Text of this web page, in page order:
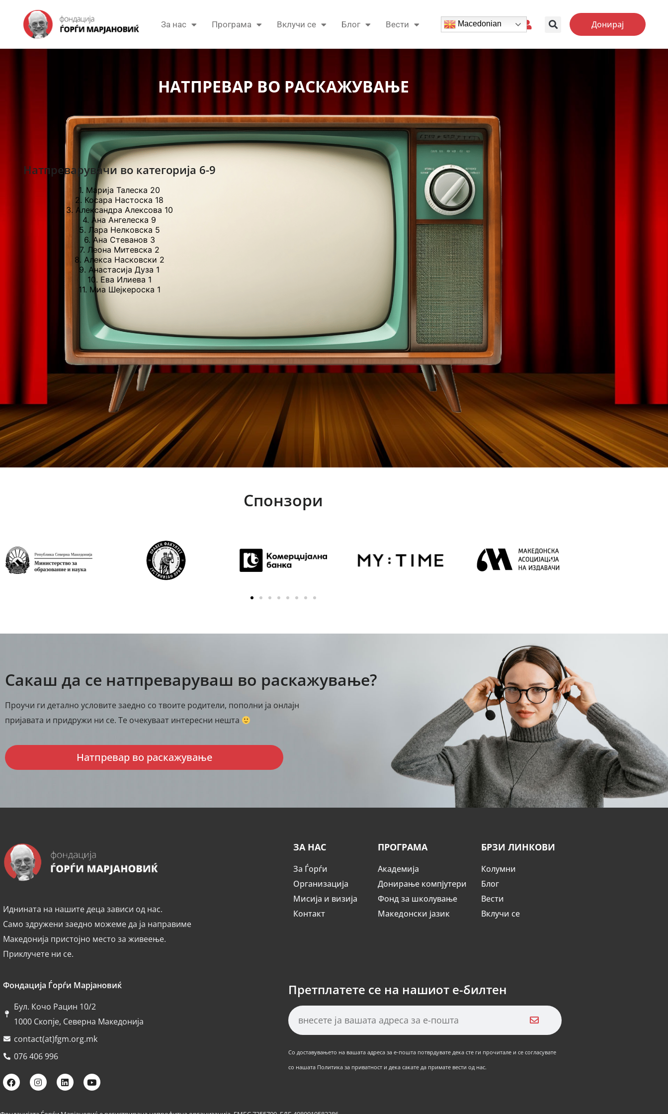
За нас Програма Вклучи се Блог Вести Macedonian Донирај
НАТПРЕВАР ВО РАСКАЖУВАЊЕ
Натпреварувачи во категорија 6-9
1. Марија Талеска 20
2. Косара Настоска 18
3. Александра Алексова 10
4. Ана Ангелеска 9
5. Лара Нелковска 5
6. Ана Стеванов3
7. Леона Митевска 2
8. Алекса Насковски 2
9. Анастасија Дуза 1
10. Ева Илиева 1
11. Миа Шејкероска 1
Спонзори
Сакаш да се натпреваруваш во раскажување?
Проучи ги детално условите заедно со твоите родители, пополни ја онлајн
пријавата и придружи ни се. Те очекуваат интересни нешта
Натпревар во раскажување
Иднината на нашите деца зависи од нас.
Само здружени заедно можеме да ја направиме
Македонија пристојно место за живеење.
Приклучете ни се.
ЗА НАС
За Ѓорѓи
Организација
Мисија и визија
Контакт
ПРОГРАМА
Академија
Донирање компјутери
Фонд за школување
Македонски јазик
БРЗИ ЛИНКОВИ
Колумни
Блог
Вести
Вклучи се
Фондација Ѓорѓи Марјановиќ
Бул. Кочо Рацин 10/2
1000 Скопје, Северна Македонија
contact(at)fgm.org.mk
076 406 996
Претплатете се на нашиот е-билтен
Со доставувањето на вашата адреса за е-пошта потврдувате дека сте ги прочитале и се согласувате
со нашата Политика за приватност и дека сакате да примате вести од нас.